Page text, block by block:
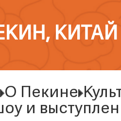
КИТАЙ
О Пекине
и